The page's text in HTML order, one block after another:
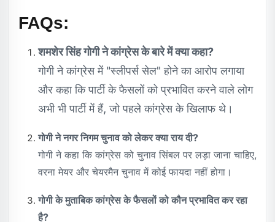
FAQs:
शमशेर सिंह गोगी ने कांग्रेस के बारे में क्या कहा?
गोगी ने कांग्रेस में "स्लीपर्स सेल" होने का आरोप लगाया
और कहा कि पार्टी के फैसलों को प्रभावित करने वाले लोग
अभी भी पार्टी में हैं, जो पहले कांग्रेस के खिलाफ थे।
गोगी ने नगर निगम चुनाव को लेकर क्या राय दी?
गोगी ने कहा कि कांग्रेस को चुनाव सिंबल पर लड़ा जाना चाहिए,
वरना मेयर और चेयरमैन चुनाव में कोई फायदा नहीं होगा।
गोगी के मुताबिक कांग्रेस के फैसलों को कौन प्रभावित कर रहा
है?